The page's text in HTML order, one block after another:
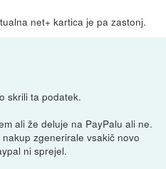
net+ kartica je pa zastonj.
skrili ta podatek.
ali že deluje na PayPalu ali ne.
zgenerirale vsakič novo
ni sprejel.